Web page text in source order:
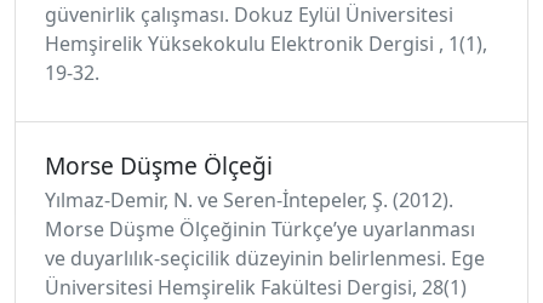
güvenirlik çalışması. Dokuz Eylül Üniversitesi
Hemşirelik Yüksekokulu Elektronik Dergisi , 1(1),
19-32.
Morse Düşme Ölçeği
Yılmaz-Demir, N. ve Seren-İntepeler, Ş. (2012).
Morse Düşme Ölçeğinin Türkçe’ye uyarlanması
ve duyarlılık-seçicilik düzeyinin belirlenmesi. Ege
Üniversitesi Hemşirelik Fakültesi Dergisi, 28(1)